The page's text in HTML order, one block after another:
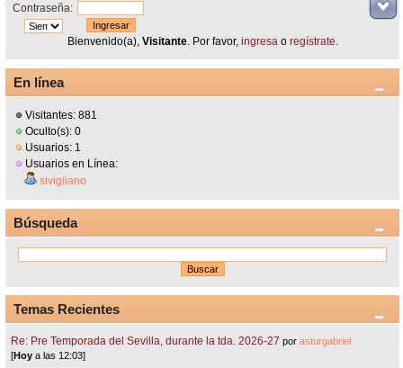
Contraseña:
Bienvenido(a), Visitante. Por favor, ingresao regístrate.
En línea
Visitantes: 881
Oculto(s): 0
Usuarios: 1
Usuarios en Línea:
sivigliano
Búsqueda
Temas Recientes
Re: Pre Temporada del Sevilla, durante la tda. 2026-27 porasturgabriel
[Hoy a las 12:03]